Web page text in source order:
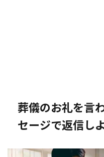
葬儀のお礼を言
セージで返信し